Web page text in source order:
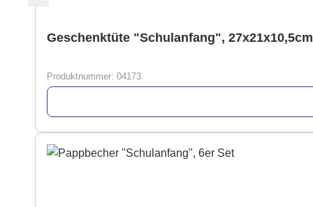
Geschenktüte "Schulanfang", 27x21x10,5cm
Produktnummer: 04173